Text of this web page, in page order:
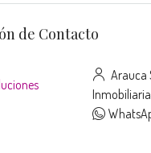
de Contacto
Arauca